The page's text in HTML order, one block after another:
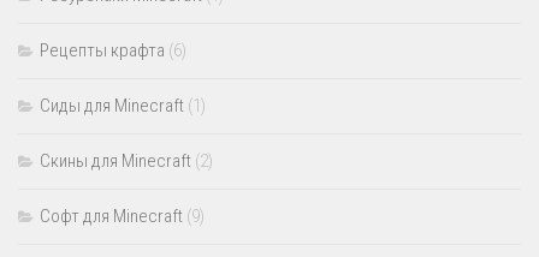
Рецепты крафта (6)
Сиды для Minecraft (1)
Скины для Minecraft (2)
Софт для Minecraft (9)